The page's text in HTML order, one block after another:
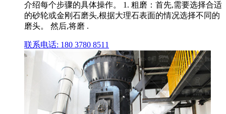
介绍每个步骤的具体操作。 1. 粗磨：首先,需要选择合适
的砂轮或金刚石磨头,根据大理石表面的情况选择不同的
磨头。 然后,将磨 .
联系电话: 180 3780 8511